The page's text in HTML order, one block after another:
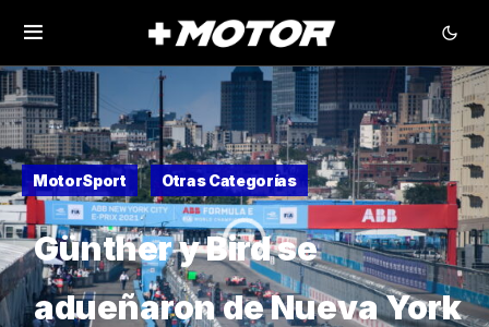
MotorSport Otras Categorías
Günther y Bird se
adueñaron de Nueva York